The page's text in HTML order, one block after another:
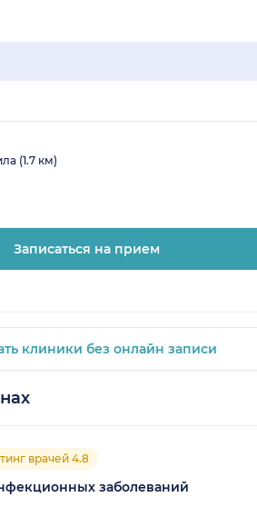
(1.7 км)
Записаться на прием
клиники без онлайн записи
врачей 4.8
заболеваний